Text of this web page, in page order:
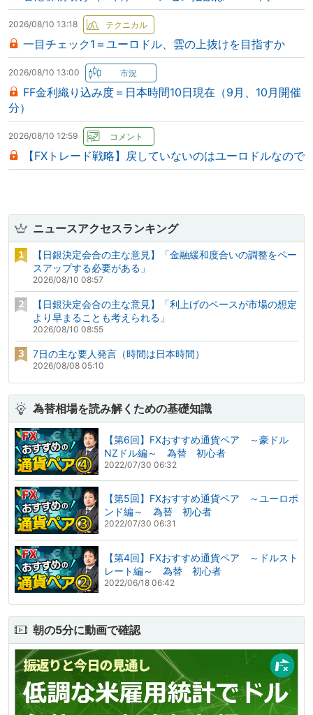
2026/08/10 13:18
一目チェック1＝ユーロドル、雲の上抜けを目指すか
2026/08/10 13:00
FF金利織り込み度＝日本時間10日現在（9月、10月開催
分）
2026/08/10 12:59
【FXトレード戦略】戻していないのはユーロドルなので
ニュースアクセスランキング
【日銀決定会合の主な意見】「金融緩和度合いの調整をペー
スアップする必要がある」
2026/08/10 08:57
【日銀決定会合の主な意見】「利上げのペースが市場の想定
より早まることも考えられる」
2026/08/10 08:55
7日の主な要人発言（時間は日本時間）
2026/08/08 05:10
為替相場を読み解くための基礎知識
【第6回】FXおすすめ通貨ペア ～豪ドル
NZドル編～ 為替 初心者
2022/07/30 06:32
【第5回】FXおすすめ通貨ペア ～ユーロポ
ンド編～ 為替 初心者
2022/07/30 06:31
【第4回】FXおすすめ通貨ペア ～ドルスト
レート編～ 為替 初心者
2022/06/18 06:42
朝の5分に動画で確認